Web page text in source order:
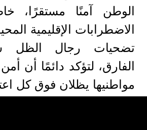
الوطن آمنًا
الاضطرابات الإقليمية
تضحيات رجال الظل
الفارق، لتؤكد دائمًا أن
مواطنيها يظلان فوق كل